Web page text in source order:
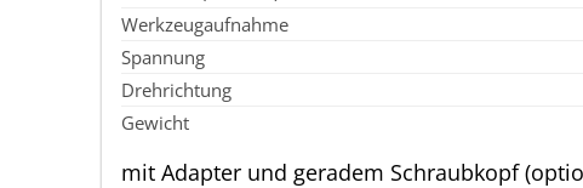
mit Adapter und geradem Schraubkopf